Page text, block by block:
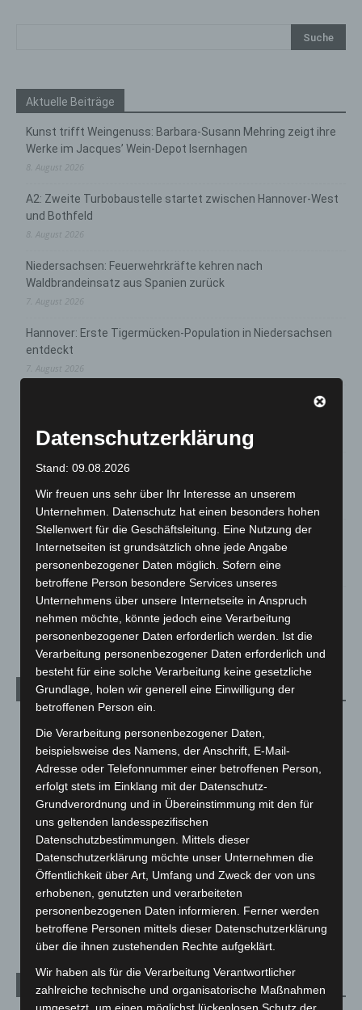
Aktuelle Beiträge
Kunst trifft Weingenuss: Barbara-Susann Mehring zeigt ihre
Werke im Jacques’ Wein-Depot Isernhagen
8. August 2026
A2: Zweite Turbobaustelle startet zwischen Hannover-West
und Bothfeld
8. August 2026
Niedersachsen: Feuerwehrkräfte kehren nach
Waldbrandeinsatz aus Spanien zurück
7. August 2026
Hannover: Erste Tigermücken-Population in Niedersachsen
entdeckt
7. August 2026
Brand im „Haus der Begegnung“ in Neuwarmbüchen schnell
6. August 2026
Region Hannover: 21 neue Notfallsanitäter starten beim
Mann läuft mit Hockeyschläger über A7 – Polizei sucht
Zeugen
5. August 2026
Celle: Mensch stirbt bei Bagger-Unfall auf Baustelle
5. August 2026
Kategorien
Corona-News
Hannover und Region
5.039
Langenhagen und Ortsteile
Leserbriefe
Menschen
Über uns
Veranstaltungen
Welt
1.271
Archiv
Datenschutzerklärung
Stand: 09.08.2026
Wir freuen uns sehr über Ihr Interesse an unserem
Unternehmen. Datenschutz hat einen besonders hohen
Stellenwert für die Geschäftsleitung. Eine Nutzung der
Internetseiten ist grundsätzlich ohne jede Angabe
personenbezogener Daten möglich. Sofern eine
betroffene Person besondere Services unseres
Unternehmens über unsere Internetseite in Anspruch
nehmen möchte, könnte jedoch eine Verarbeitung
personenbezogener Daten erforderlich werden. Ist die
Verarbeitung personenbezogener Daten erforderlich und
besteht für eine solche Verarbeitung keine gesetzliche
Grundlage, holen wir generell eine Einwilligung der
betroffenen Person ein.
Die Verarbeitung personenbezogener Daten,
beispielsweise des Namens, der Anschrift, E-Mail-
Adresse oder Telefonnummer einer betroffenen Person,
erfolgt stets im Einklang mit der Datenschutz-
Grundverordnung und in Übereinstimmung mit den für
uns geltenden landesspezifischen
Datenschutzbestimmungen. Mittels dieser
Datenschutzerklärung möchte unser Unternehmen die
Öffentlichkeit über Art, Umfang und Zweck der von uns
erhobenen, genutzten und verarbeiteten
personenbezogenen Daten informieren. Ferner werden
betroffene Personen mittels dieser Datenschutzerklärung
über die ihnen zustehenden Rechte aufgeklärt.
Wir haben als für die Verarbeitung Verantwortlicher
zahlreiche technische und organisatorische Maßnahmen
umgesetzt, um einen möglichst lückenlosen Schutz der